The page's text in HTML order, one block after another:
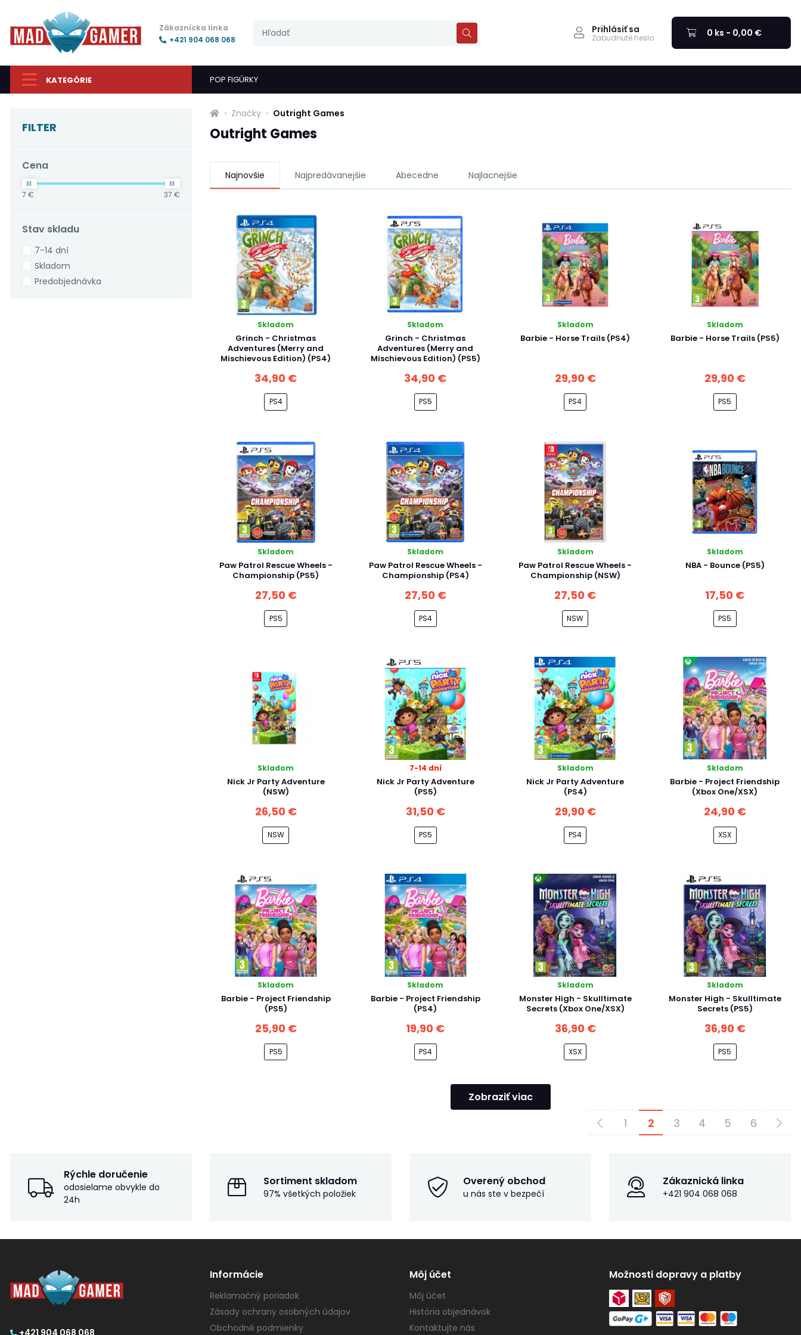
Zákaznícka linka
+421 904 068 068
Prihlásiť sa
Zabudnuté heslo 0 ks - 0,00 €
KATEGÓRIE POP FIGÚRKY
FILTER
Cena
7 € 37 €
Stav skladu
7-14 dní
Skladom
Predobjednávka
Značky Outright Games
Outright Games
Najnovšie Najpredávanejšie Abecedne Najlacnejšie
Skladom
Grinch - Christmas
Adventures (Merry and
Mischievous Edition) (PS4)
34,90 €
PS4
Skladom
Grinch - Christmas
Adventures (Merry and
Mischievous Edition) (PS5)
34,90 €
PS5
Skladom
Barbie - Horse Trails (PS4)
29,90 €
PS4
Skladom
Barbie - Horse Trails (PS5)
29,90 €
PS5
Skladom
Paw Patrol Rescue Wheels -
Championship (PS5)
27,50 €
PS5
Skladom
Paw Patrol Rescue Wheels -
Championship (PS4)
27,50 €
PS4
Skladom
Paw Patrol Rescue Wheels -
Championship (NSW)
27,50 €
NSW
Skladom
NBA - Bounce (PS5)
17,50 €
PS5
Skladom
Nick Jr Party Adventure
(NSW)
26,50 €
NSW
7-14 dní
Nick Jr Party Adventure
(PS5)
31,50 €
PS5
Skladom
Nick Jr Party Adventure
(PS4)
29,90 €
PS4
Skladom
Barbie - Project Friendship
(Xbox One/XSX)
24,90 €
XSX
Skladom
Barbie - Project Friendship
(PS5)
25,90 €
PS5
Skladom
Barbie - Project Friendship
(PS4)
19,90 €
PS4
Skladom
Monster High - Skulltimate
Secrets (Xbox One/XSX)
36,90 €
XSX
Skladom
Monster High - Skulltimate
Secrets (PS5)
36,90 €
PS5
Zobraziť viac
1 2 3 4 5 6
Rýchle doručenie
odosielame obvykle do
24h
Sortiment skladom
97% všetkých položiek
Overený obchod
u nás ste v bezpečí
Zákaznická linka
+421 904 068 068
+421 904 068 068
Informácie
Reklamačný poriadok
Zásady ochrany osobných údajov
Obchodné podmienky
Môj účet
Môj účet
História objednávok
Kontaktujte nás
Možnosti dopravy a platby